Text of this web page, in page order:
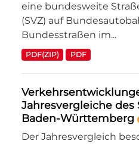
eine bundesweite
(SVZ) auf
Bundesstraßen im...
PDF(ZIP) PDF
Jahresvergleiche des
Baden-Württemberg
Der Jahresvergleich